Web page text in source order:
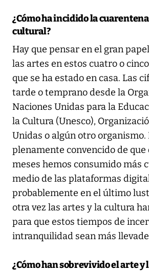
¿Cómo ha incidido la
cultural?
Hay que pensar en el gran
las artes en estos cuatro o
que se ha estado en casa. Las
tarde o temprano desde la
Naciones Unidas para la
la Cultura (Unesco),
Unidas o algún otro organismo.
plenamente convencido de que
meses hemos consumido más
medio de las plataformas
probablemente en el último
otra vez las artes y la cultura
para que estos tiempos de
intranquilidad sean más
¿Cómo han sobrevivido el arte y